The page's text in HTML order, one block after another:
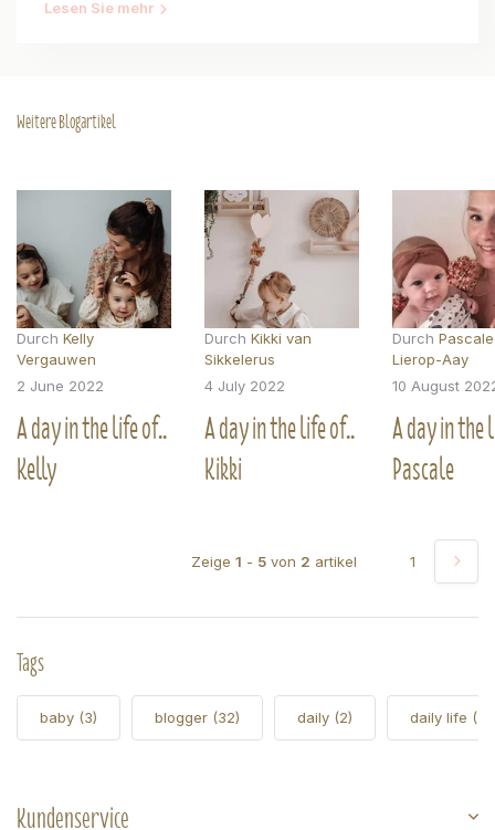
Lesen Sie mehr
Weitere Blogartikel
Durch Kelly
Vergauwen
2 June 2022
A day in the life of..
Kelly
Durch Kikki van
Sikkelerus
4 July 2022
A day in the life of..
Kikki
Durch
Lierop-Aay
10 August
A day in
Pascale
Zeige 1 - 5 von 2 artikel 1
Tags
baby (3) blogger (32) daily (2) daily life (5)
Kundenservice